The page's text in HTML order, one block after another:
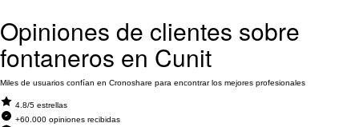
Opiniones de clientes sobre
fontaneros en Cunit
Miles de usuarios confían en Cronoshare para encontrar los mejores profesionales
4.8/5 estrellas
+60.000 opiniones recibidas